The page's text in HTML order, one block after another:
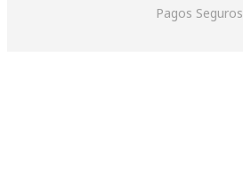
Pagos Seguros